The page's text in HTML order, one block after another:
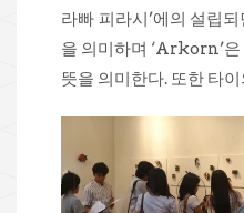
라빠 피라시’에의 설립
을 의미하며 ‘Arkorn’
뜻을 의미한다. 또한 타